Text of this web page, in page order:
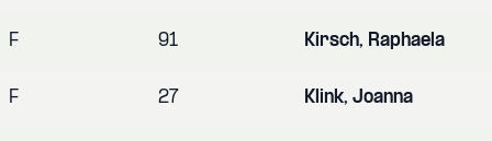
F 91 Kirsch, Raphaela
F 27 Klink, Joanna